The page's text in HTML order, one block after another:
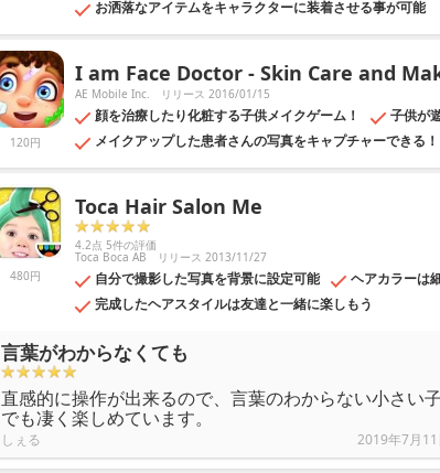
お洒落なアイテムをキャラクターに装着させる事が可能
120円
I am Face Doctor - Skin Care and
AE Mobile Inc. リリース 2016/01/15
顔を治療したり化粧する子供メイクゲーム！
子供が
メイクアップした患者さんの写真をキャプチャーできる！
480円
Toca Hair Salon Me
4.2点 5件の評価
Toca Boca AB リリース 2013/11/27
自分で撮影した写真を背景に設定可能
ヘアカラーは
完成したヘアスタイルは友達と一緒に楽しもう
言葉がわからなくても
直感的に操作が出来るので、言葉のわからない小さい子
でも凄く楽しめています。
しぇる 2019年7月11